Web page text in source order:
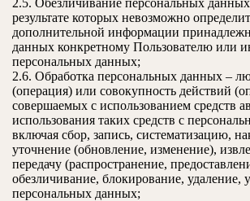
результате которых невозможно
дополнительной информации
данных конкретному Пользователю или
персональных данных;
2.6. Обработка персональных данных –
(операция) или совокупность действий
совершаемых с использованием средств
использования таких средств с
включая сбор, запись, систематизацию,
уточнение (обновление, изменение),
передачу (распространение,
обезличивание, блокирование, удаление,
персональных данных;